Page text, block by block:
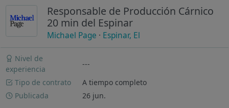
Responsable de Producción Cárnico
20 min del Espinar
Michael Page · Espinar, El
Nivel de
experiencia
---
Tipo de contrato
A tiempo completo
Publicada
26 jun.